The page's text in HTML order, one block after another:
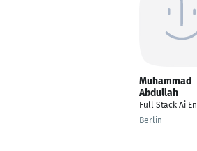
Muhammad
Abdullah
Full Stack Ai
Berlin